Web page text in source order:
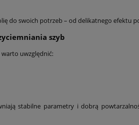
do swoich potrzeb – od delikatnego efektu
szyb
uwzględnić:
stabilne parametry i dobrą